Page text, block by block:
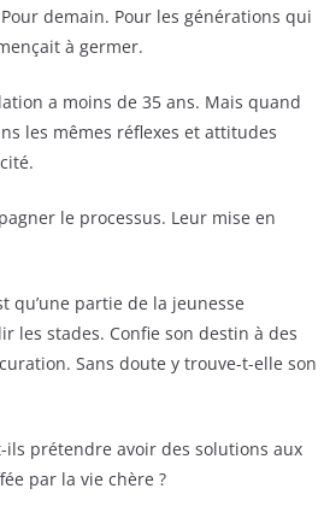
demain. Pour les générations qui
à germer.
a moins de 35 ans. Mais quand
les mêmes réflexes et attitudes
le processus. Leur mise en
qu’une partie de la jeunesse
les stades. Confie son destin à des
Sans doute y trouve-t-elle son
ils prétendre avoir des solutions aux
par la vie chère ?